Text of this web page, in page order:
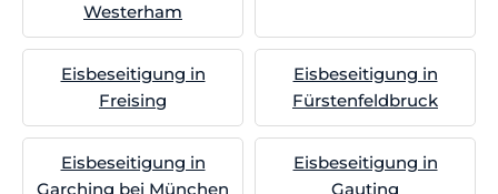
Westerham
Eisbeseitigung in
Freising
Eisbeseitigung in
Fürstenfeldbruck
Eisbeseitigung in
Garching bei München
Eisbeseitigung in
Gauting